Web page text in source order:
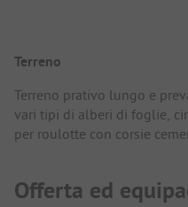
Terreno
Terreno prativo lungo e
vari tipi di alberi di foglie,
per roulotte con corsie
Offerta ed